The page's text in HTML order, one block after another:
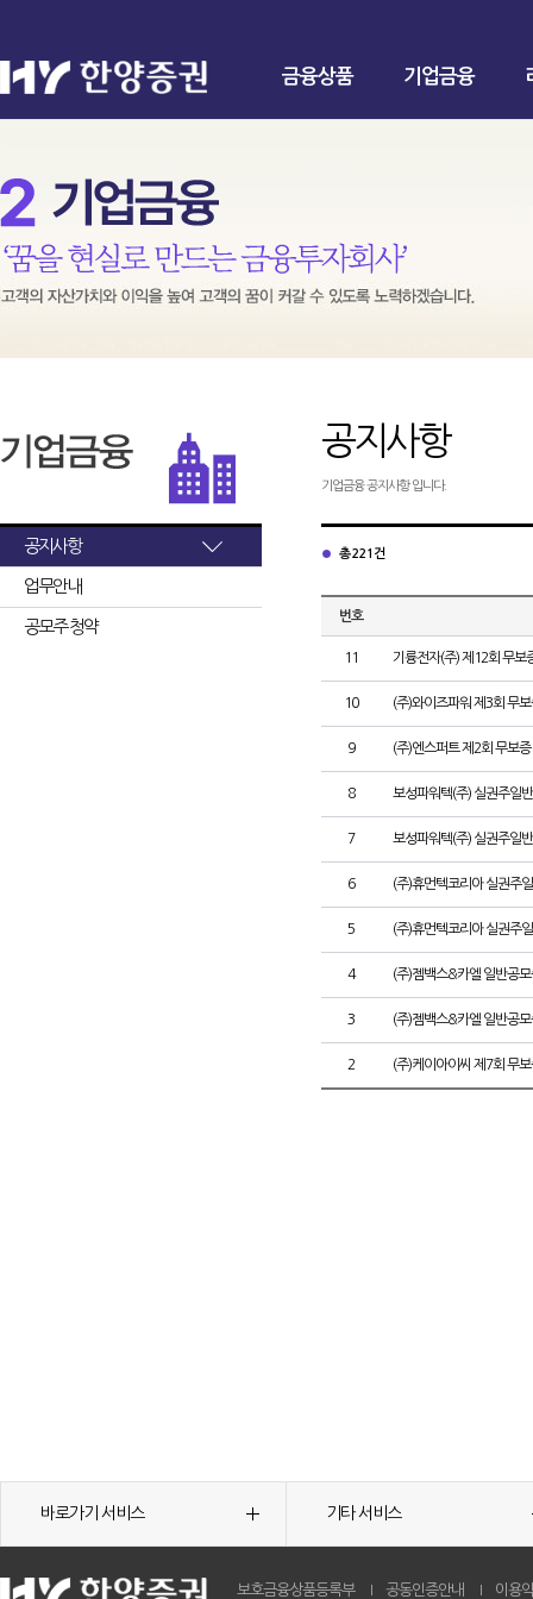
금융상품 기업금융
공지사항
업무안내
공모주 청약
공지사항
기업금융 공지사항 입니다.
총 221건
번호
11 기륭전자(주) 제12회 무보
10 (주)와이즈파워 제3회 무
9 (주)엔스퍼트 제2회 무보
8 보성파워텍(주) 실권주일
7 보성파워텍(주) 실권주일
6 (주)휴먼텍코리아 실권주
5 (주)휴먼텍코리아 실권주
4 (주)젬백스&카엘 일반공
3 (주)젬백스&카엘 일반공
2 (주)케이아이씨 제7회 무
바로가기 서비스 기타 서비스
보호금융상품등록부 공동인증안내 이용